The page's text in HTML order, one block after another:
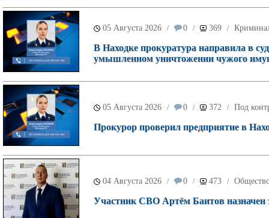
05 Августа 2026 / 0 / 369 /
В Находке прокуратура направила в
умышленном уничтожении чужого
05 Августа 2026 / 0 / 372 / Под
Прокурор проверил предприятие в
04 Августа 2026 / 0 / 473 /
Участник СВО Артём Баитов назначен